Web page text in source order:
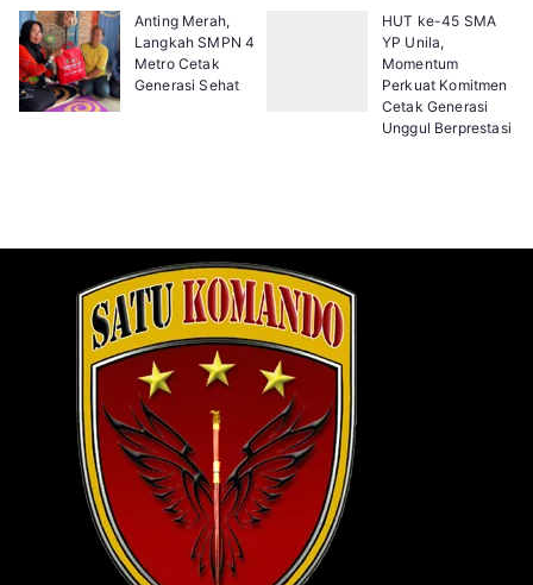
Anting Merah,
Langkah SMPN 4
Metro Cetak
Generasi Sehat
HUT ke-45 SMA
YP Unila,
Momentum
Perkuat Komitmen
Cetak Generasi
Unggul Berprestasi